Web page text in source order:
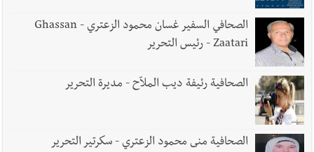
الصحافي السفير غسان محمود الزعتري - Ghassan
Zaatari - رئيس التحرير
الصحافية رئيفة ديب الملاّح - مديرة التحرير
الصحافية منى محمود الزعتري - سكرتير التحرير